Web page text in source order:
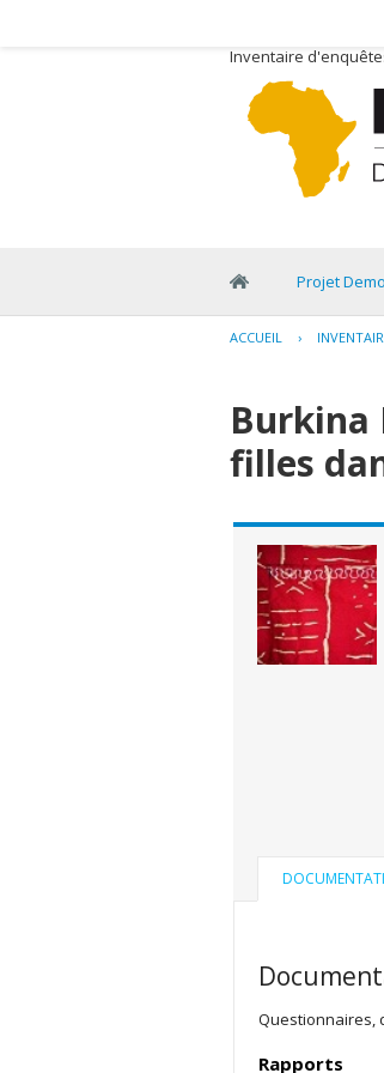
Inventaire
Projet
ACCUEIL ›
Burkina
filles
Questionnaires,
Rapports